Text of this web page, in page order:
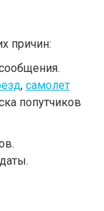
причин:
, самолет
попутчиков